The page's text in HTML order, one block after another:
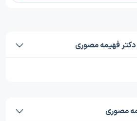
دکتر فهیمه مصوری
مصوری